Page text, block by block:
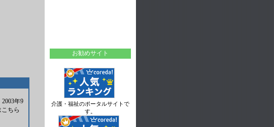
年9
こちら
お勧めサイト
介護・福祉のポータルサイトで
す。